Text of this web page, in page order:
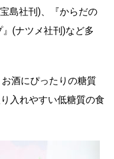
島社刊)、『からだの
(ナツメ社刊)など多
酒にぴったりの糖質
入れやすい低糖質の食